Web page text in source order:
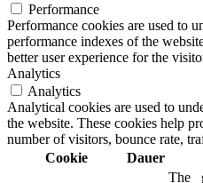
Performance
Performance cookies are used to
performance indexes of the
better user experience for the
Analytics
Analytics
Analytical cookies are used to
the website. These cookies help
number of visitors, bounce rate,
Cookie
Dauer
The